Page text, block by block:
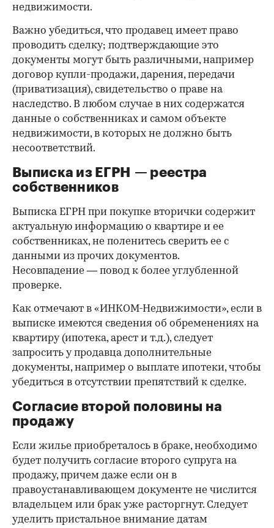
недвижимости.
Важно убедиться, что продавец имеет право
проводить сделку; подтверждающие это
документы могут быть различными, например
договор купли-продажи, дарения, передачи
(приватизация), свидетельство о праве на
наследство. В любом случае в них содержатся
данные о собственниках и самом объекте
недвижимости, в которых не должно быть
несоответствий.
Выписка из ЕГРН — реестра
собственников
Выписка ЕГРН при покупке вторички содержит
актуальную информацию о квартире и ее
собственниках, не поленитесь сверить ее с
данными из прочих документов.
Несовпадение — повод к более углубленной
проверке.
Как отмечают в «ИНКОМ-Недвижимости», если в
выписке имеются сведения об обременениях на
квартиру (ипотека, арест и т.д.), следует
запросить у продавца дополнительные
документы, например о выплате ипотеки, чтобы
убедиться в отсутствии препятствий к сделке.
Согласие второй половины на
продажу
Если жилье приобреталось в браке, необходимо
будет получить согласие второго супруга на
продажу, причем даже если он в
правоустанавливающем документе не числится
владельцем или брак уже расторгнут. Следует
уделить пристальное внимание датам